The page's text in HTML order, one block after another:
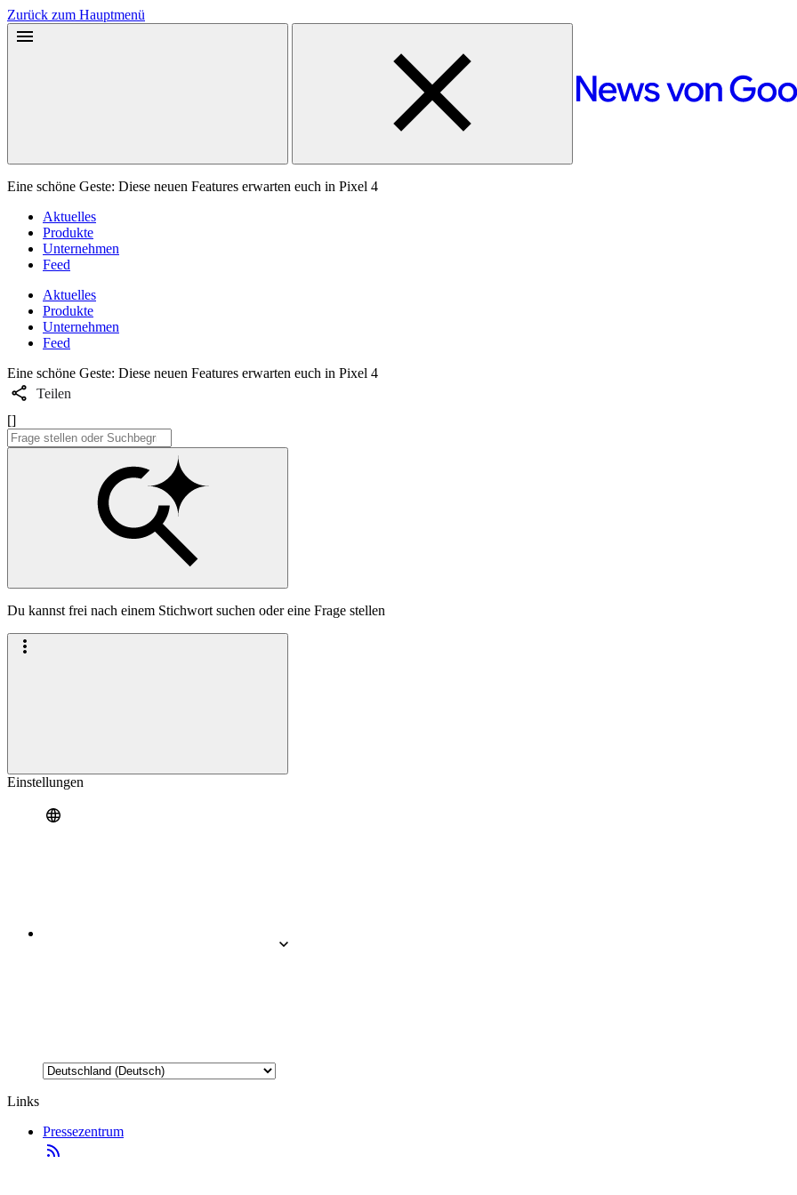
Zurück zum Hauptmenü
Eine schöne Geste: Diese neuen Features erwarten euch in Pixel 4
Aktuelles
Produkte
Unternehmen
Feed
Aktuelles
Produkte
Unternehmen
Feed
Eine schöne Geste: Diese neuen Features erwarten euch in Pixel 4
Teilen
[]
Du kannst frei nach einem Stichwort suchen oder eine Frage stellen
Einstellungen
Links
Pressezentrum